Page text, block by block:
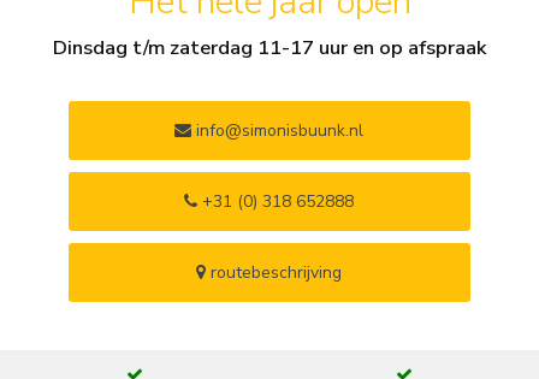
Dinsdag t/m zaterdag 11-17 uur en op afspraak
info@simonisbuunk.nl
+31 (0) 318 652888
routebeschrijving